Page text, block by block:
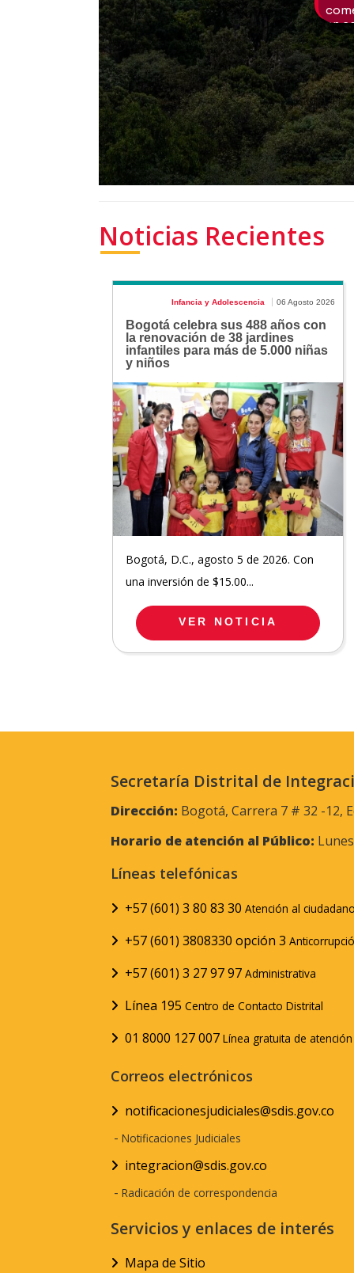
Noticias Recientes
Infancia y Adolescencia 06 Agosto 2026
Bogotá celebra sus 488 años con
la renovación de 38 jardines
infantiles para más de 5.000 niñas
y niños
Bogotá, D.C., agosto 5 de 2026. Con
una inversión de $15.00...
VER NOTICIA
Secretaría Distrital de
Dirección: Bogotá, Carrera 7 # 32 -12,
Horario de atención al Público:
Líneas telefónicas
+57 (601) 3 80 83 30 Atención al
+57 (601) 3808330 opción 3
+57 (601) 3 27 97 97 Administrativa
Línea 195 Centro de Contacto Distrital
01 8000 127 007 Línea gratuita de
Correos electrónicos
notificacionesjudiciales@sdis.gov.co
- Notificaciones Judiciales
integracion@sdis.gov.co
- Radicación de correspondencia
Servicios y enlaces de interés
Mapa de Sitio